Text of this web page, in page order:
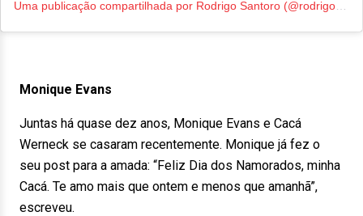
Monique Evans
Juntas há quase dez anos, Monique Evans e Cacá
Werneck se casaram recentemente. Monique já fez o
seu post para a amada: “Feliz Dia dos Namorados, minha
Cacá. Te amo mais que ontem e menos que amanhã”,
escreveu.